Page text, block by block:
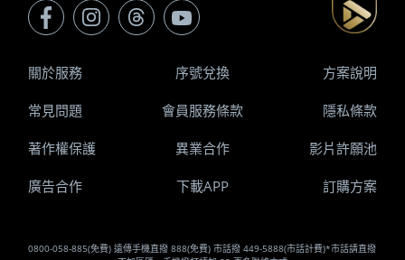
0800-058-885(免費) 遠傳手機直撥 888(免費) 市話撥 449-5888(市話計費)*市話請直撥
關於服務 序號兌換 方案說明
常見問題 會員服務條款 隱私條款
著作權保護 異業合作 影片許願池
廣告合作 下載APP 訂購方案